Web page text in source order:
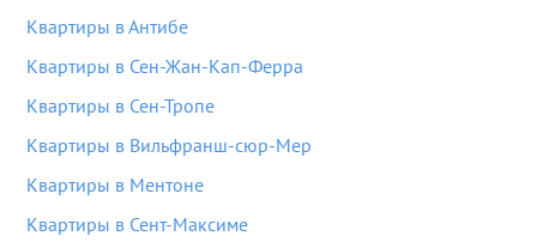
Квартиры в Антибе
Квартиры в Сен-Жан-Кап-Ферра
Квартиры в Сен-Тропе
Квартиры в Вильфранш-сюр-Мер
Квартиры в Ментоне
Квартиры в Сент-Максиме